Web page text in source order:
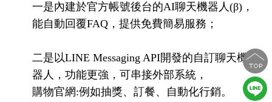
一是內建於官方帳號後台的AI聊天機器人(β)，
能自動回覆FAQ，提供免費簡易服務；
二是以LINE Messaging API開發的自訂聊天機
器人，功能更強，可串接外部系統，
購物官網:例如抽獎、訂餐、自動化行銷。